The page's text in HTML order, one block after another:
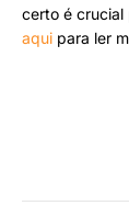
certo é crucial
aqui para ler